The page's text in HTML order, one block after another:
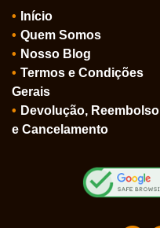
Início
Quem Somos
Nosso Blog
Termos e Condições
Gerais
Devolução, Reembolso
e Cancelamento